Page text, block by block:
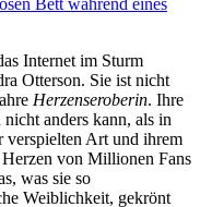
Internet im Sturm
Otterson. Sie ist nicht
Herzenseroberin. Ihre
anders kann, als in
verspielten Art und ihrem
von Millionen Fans
was sie so
Weiblichkeit, gekrönt